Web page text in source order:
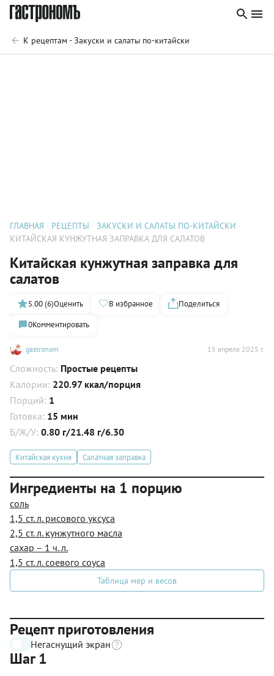
К рецептам - Закуски и салаты по-китайски
ГЛАВНАЯ РЕЦЕПТЫ
ЗАКУСКИ И САЛАТЫ ПО-КИТАЙСКИ
КИТАЙСКАЯ КУНЖУТНАЯ ЗАПРАВКА ДЛЯ САЛАТОВ
Китайская кунжутная заправка для
салатов
gastronom 15 апреля 2025 г.
5.00 (6)Оценить В избранное
Поделиться
0Комментировать
Сложность: Простые рецепты
Калории: 220.97 ккал/порция
Порций: 1
Готовка: 15 мин
Б/Ж/У: 0.80 г/21.48 г/6.30
Китайская кухня Салатная заправка
Ингредиенты на 1 порцию
соль
1,5 ст. л. рисового уксуса
2,5 ст. л. кунжутного масла
сахар – 1 ч. л.
1,5 ст. л. соевого соуса
Таблица мер и весов
Рецепт приготовления
Негаснущий экран
Шаг 1